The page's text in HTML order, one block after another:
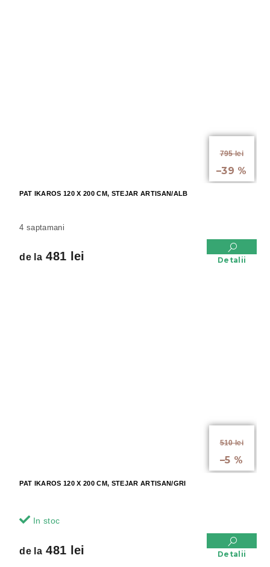
795 lei
–39 %
PAT IKAROS 120 X 200 CM, STEJAR ARTISAN/ALB
4 saptamani
de la481 lei Detalii
510 lei
–5 %
PAT IKAROS 120 X 200 CM, STEJAR ARTISAN/GRI
In stoc
de la481 lei Detalii